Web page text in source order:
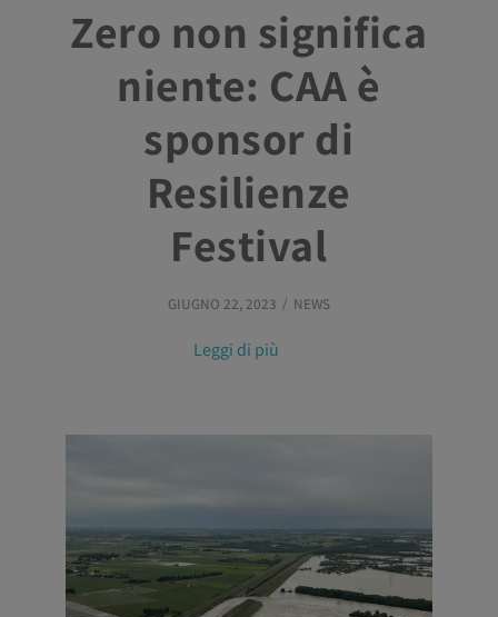
Zero non significa
niente: CAA è
sponsor di
Resilienze
Festival
GIUGNO 22, 2023 NEWS
Leggi di più